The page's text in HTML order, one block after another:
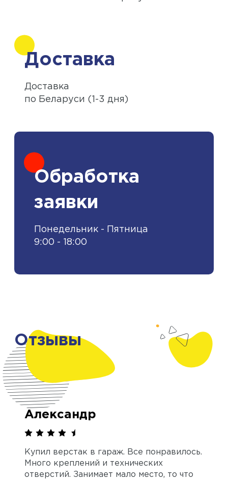
Доставка
Доставка
по Беларуси (1-3 дня)
Обработка
заявки
Понедельник - Пятница
9:00 - 18:00
Отзывы
Александр
Купил верстак в гараж. Все понравилось.
Много креплений и технических
отверстий. Занимает мало место, то что